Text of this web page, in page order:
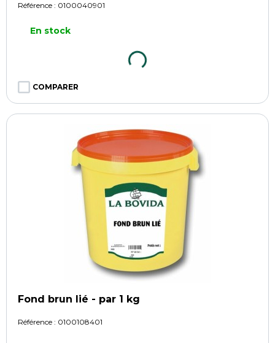
Référence : 0100040901
En stock
COMPARER
Fond brun lié - par 1 kg
Référence : 0100108401